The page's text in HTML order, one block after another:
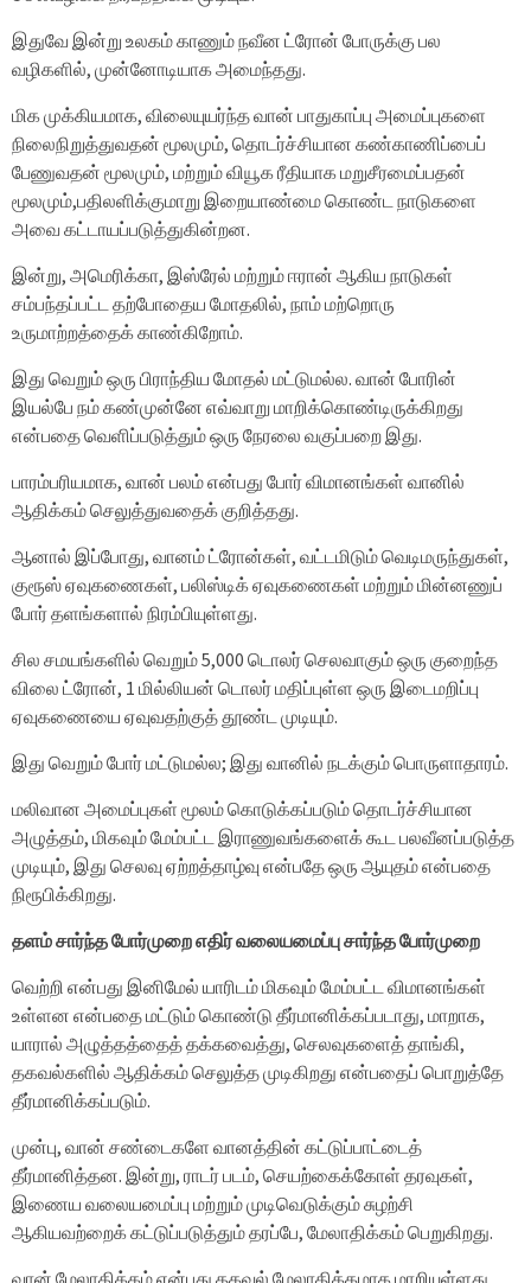
இதுவே இன்று உலகம் காணும் நவீன ட்ரோன் போருக்கு பல
வழிகளில், முன்னோடியாக அமைந்தது.
மிக முக்கியமாக, விலையுயர்ந்த வான் பாதுகாப்பு அமைப்புகளை
நிலைநிறுத்துவதன் மூலமும், தொடர்ச்சியான கண்காணிப்பைப்
பேணுவதன் மூலமும், மற்றும் வியூக ரீதியாக மறுசீரமைப்பதன்
மூலமும்,பதிலளிக்குமாறு இறையாண்மை கொண்ட நாடுகளை
அவை கட்டாயப்படுத்துகின்றன.
இன்று, அமெரிக்கா, இஸ்ரேல் மற்றும் ஈரான் ஆகிய நாடுகள்
சம்பந்தப்பட்ட தற்போதைய மோதலில், நாம் மற்றொரு
உருமாற்றத்தைக் காண்கிறோம்.
இது வெறும் ஒரு பிராந்திய மோதல் மட்டுமல்ல. வான் போரின்
இயல்பே நம் கண்முன்னே எவ்வாறு மாறிக்கொண்டிருக்கிறது
என்பதை வெளிப்படுத்தும் ஒரு நேரலை வகுப்பறை இது.
பாரம்பரியமாக, வான் பலம் என்பது போர் விமானங்கள் வானில்
ஆதிக்கம் செலுத்துவதைக் குறித்தது.
ஆனால் இப்போது, ​​வானம் ட்ரோன்கள், வட்டமிடும் வெடிமருந்துகள்,
குரூஸ் ஏவுகணைகள், பலிஸ்டிக் ஏவுகணைகள் மற்றும் மின்னணுப்
போர் தளங்களால் நிரம்பியுள்ளது.
சில சமயங்களில் வெறும் 5,000 டொலர் செலவாகும் ஒரு குறைந்த
விலை ட்ரோன், 1 மில்லியன் டொலர் மதிப்புள்ள ஒரு இடைமறிப்பு
ஏவுகணையை ஏவுவதற்குத் தூண்ட முடியும்.
இது வெறும் போர் மட்டுமல்ல; இது வானில் நடக்கும் பொருளாதாரம்.
மலிவான அமைப்புகள் மூலம் கொடுக்கப்படும் தொடர்ச்சியான
அழுத்தம், மிகவும் மேம்பட்ட இராணுவங்களைக் கூட பலவீனப்படுத்த
முடியும், இது செலவு ஏற்றத்தாழ்வு என்பதே ஒரு ஆயுதம் என்பதை
நிரூபிக்கிறது.
தளம் சார்ந்த போர்முறை எதிர் வலையமைப்பு சார்ந்த போர்முறை
வெற்றி என்பது இனிமேல் யாரிடம் மிகவும் மேம்பட்ட விமானங்கள்
உள்ளன என்பதை மட்டும் கொண்டு தீர்மானிக்கப்படாது, மாறாக,
யாரால் அழுத்தத்தைத் தக்கவைத்து, செலவுகளைத் தாங்கி,
தகவல்களில் ஆதிக்கம் செலுத்த முடிகிறது என்பதைப் பொறுத்தே
தீர்மானிக்கப்படும்.
முன்பு, வான் சண்டைகளே வானத்தின் கட்டுப்பாட்டைத்
தீர்மானித்தன. இன்று, ராடர் படம், செயற்கைக்கோள் தரவுகள்,
இணைய வலையமைப்பு மற்றும் முடிவெடுக்கும் சுழற்சி
ஆகியவற்றைக் கட்டுப்படுத்தும் தரப்பே, மேலாதிக்கம் பெறுகிறது.
வான் மேலாதிக்கம் என்பது தகவல் மேலாதிக்கமாக மாறியுள்ளது.